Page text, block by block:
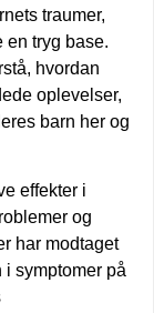
traumer,
tryg base.
hvordan
oplevelser,
barn her og
effekter i
og
har modtaget
symptomer på